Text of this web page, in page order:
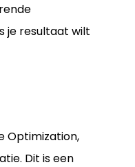
je resultaat wilt
Optimization,
Dit is een